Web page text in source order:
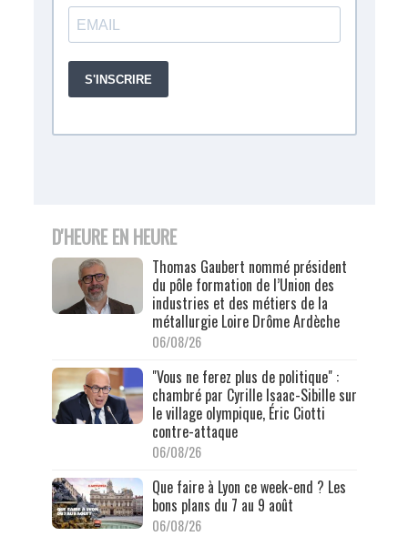
D'HEURE EN HEURE
Thomas Gaubert nommé président
du pôle formation de l’Union des
industries et des métiers de la
métallurgie Loire Drôme Ardèche
06/08/26
"Vous ne ferez plus de politique" :
chambré par Cyrille Isaac-Sibille sur
le village olympique, Éric Ciotti
contre-attaque
06/08/26
Que faire à Lyon ce week-end ? Les
bons plans du 7 au 9 août
06/08/26